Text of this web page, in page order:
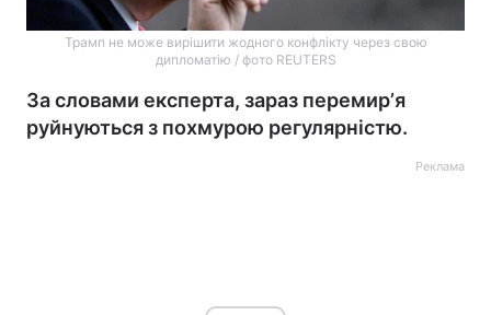
Трамп не може вирішити жодного конфлікту через свою
дипломатію / фото REUTERS
За словами експерта, зараз перемирʼя
руйнуються з похмурою регулярністю.
Реклама